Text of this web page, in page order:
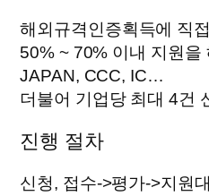
해외규격인증획득에 직
50% ~ 70% 이내 지원을
JAPAN, CCC, IC…
더불어 기업당 최대 4건
진행 절차
신청, 접수->평가->지원